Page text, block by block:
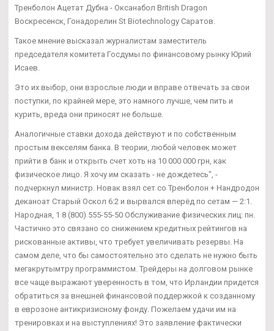
Тренболон Ацетат Дубна - Оксанабол British Dragon
Воскресенск, Гонадорелин St Biotechnology Саратов.
Такое мнение высказал журналистам заместитель
председателя комитета Госдумы по финансовому рынку Юрий
Исаев.
Это их выбор, они взрослые люди и вправе отвечать за свои
поступки, по крайней мере, это намного лучше, чем пить и
курить, вреда они приносят не больше.
Аналогичные ставки дохода действуют и по собственным
простым векселям банка. В теории, любой человек может
прийти в банк и открыть счет хоть на 10 000 000 грн, как
физическое лицо. Я хочу им сказать - не дождетесь", -
подчеркнул министр. Новак взял сет со Тренболон + Нандродон
деканоат Старый Оскол 6:2 и вырвался вперёд по сетам — 2:1.
Народная, 1 8 (800) 555-55-50 Обслуживание физических лиц: пн.
Частично это связано со снижением кредитных рейтингов на
рискованные активы, что требует увеличивать резервы. На
самом деле, что бы самостоятельно это сделать не нужно быть
мегакрутымтру программистом. Трейдеры на долговом рынке
все чаще выражают уверенность в том, что Ирландии придется
обратиться за внешней финансовой поддержкой к созданному
в еврозоне антикризисному фонду. Пожелаем удачи им на
тренировках и на выступлениях! Это заявление фактически